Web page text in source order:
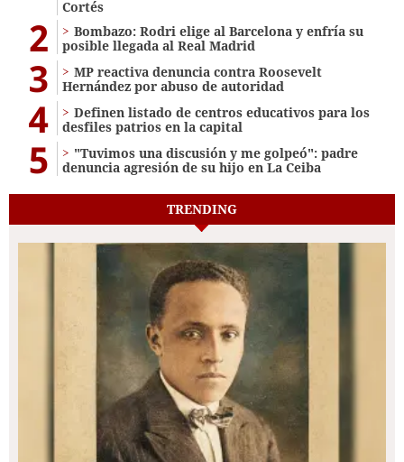
Cortés
2
Bombazo: Rodri elige al Barcelona y enfría su
posible llegada al Real Madrid
3
MP reactiva denuncia contra Roosevelt
Hernández por abuso de autoridad
4
Definen listado de centros educativos para los
desfiles patrios en la capital
5
"Tuvimos una discusión y me golpeó": padre
denuncia agresión de su hijo en La Ceiba
TRENDING